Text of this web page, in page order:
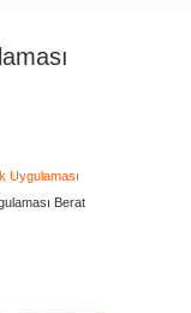
Uygulaması
Berat